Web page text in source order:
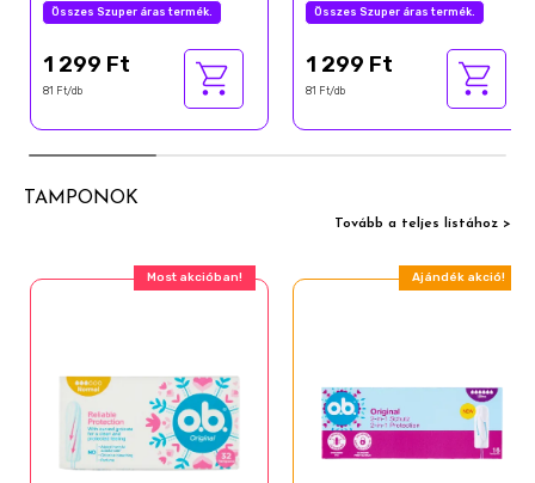
Összes Szuper áras termék.
1 299 Ft
81 Ft/db
Összes Szuper áras termék.
1 299 Ft
81 Ft/db
TAMPONOK
Tovább a teljes listához >
Most akcióban! Ajándék akció!